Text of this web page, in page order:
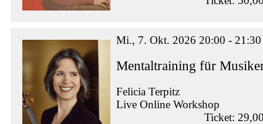
Mi., 7. Okt. 2026 20:00 - 21:30
Mentaltraining für
Felicia Terpitz
Live Online Workshop
Ticket: